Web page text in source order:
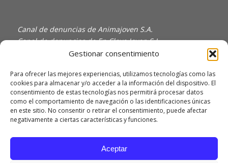
Gestionar consentimiento
Para ofrecer las mejores experiencias, utilizamos tecnologías como las
cookies para almacenar y/o acceder a la información del dispositivo. El
consentimiento de estas tecnologías nos permitirá procesar datos
como el comportamiento de navegación o las identificaciones únicas
en este sitio. No consentir o retirar el consentimiento, puede afectar
negativamente a ciertas características y funciones.
Aceptar
Canal de denuncias de Animajoven S.A.
Canal de denuncias de En Clave Joven S.L.
Política de Privacidad y Uso de Cookies
Política de calidad